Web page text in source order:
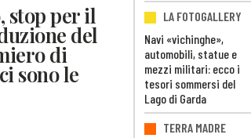
stop per il
del
di
sono le
LA FOTOGALLERY
Navi «vichinghe»,
automobili, statue e
mezzi militari: ecco i
tesori sommersi del
Lago di Garda
TERRA MADRE